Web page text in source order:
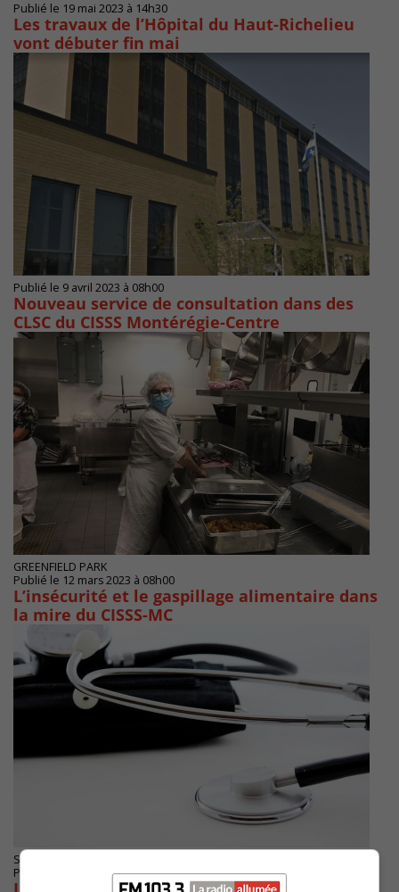
Publié le 19 mai 2023 à 14h30
Les travaux de l’Hôpital du Haut-Richelieu
vont débuter fin mai
Publié le 9 avril 2023 à 08h00
Nouveau service de consultation dans des
CLSC du CISSS Montérégie-Centre
GREENFIELD PARK
Publié le 12 mars 2023 à 08h00
L’insécurité et le gaspillage alimentaire dans
la mire du CISSS-MC
SAINT-BRUNO-DE-MONTARVILLE
Publié le 27 février 2023 à 07h48